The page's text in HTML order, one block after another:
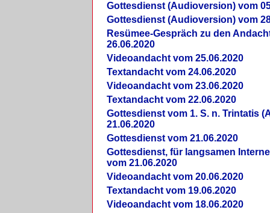
Gottesdienst (Audioversion) vom
Gottesdienst (Audioversion) vom
Re­sü­mee-Gespräch zu den
26.06.2020
Videoandacht vom 25.06.2020
Textandacht vom 24.06.2020
Videoandacht vom 23.06.2020
Textandacht vom 22.06.2020
Gottesdienst vom 1. S. n. Trintatis
21.06.2020
Gottesdienst vom 21.06.2020
Gottesdienst, für langsamen
vom 21.06.2020
Videoandacht vom 20.06.2020
Textandacht vom 19.06.2020
Videoandacht vom 18.06.2020